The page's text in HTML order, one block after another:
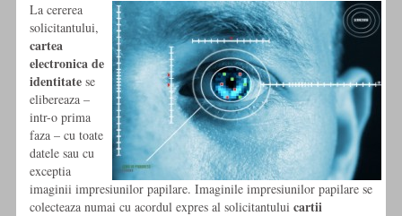
La cererea
solicitantului,
cartea
electronica de
identitate se
elibereaza –
intr-o prima
faza – cu toate
datele sau cu
exceptia
imaginii impresiunilor papilare. Imaginile impresiunilor papilare se
colecteaza numai cu acordul expres al solicitantului cartii